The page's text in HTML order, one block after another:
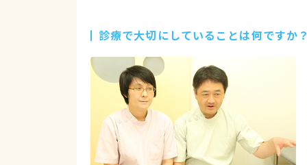
診療で大切にしていることは何ですか？